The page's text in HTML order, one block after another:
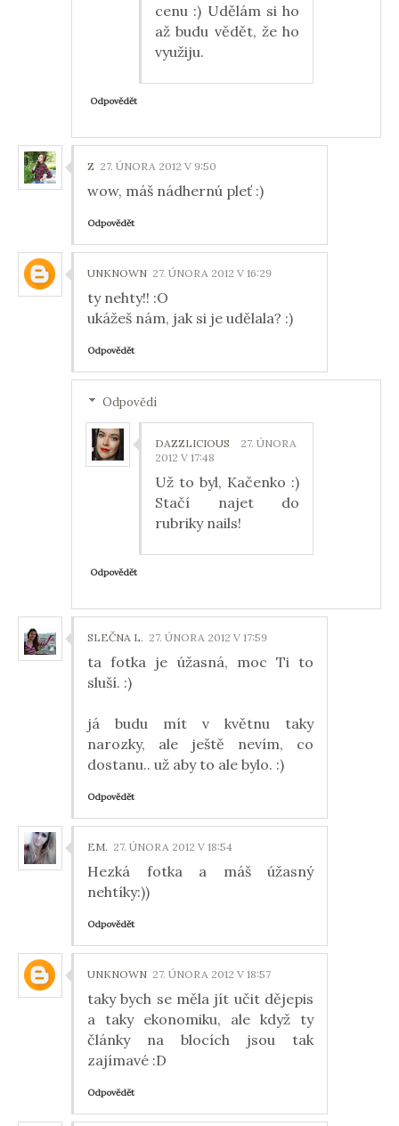
cenu :) Udělám si ho
až budu vědět, že ho
využiju.
Odpovědět
Z 27. ÚNORA 2012 V 9:50
wow, máš nádhernú pleť :)
Odpovědět
UNKNOWN 27. ÚNORA 2012 V 16:29
ty nehty!! :O
ukážeš nám, jak si je udělala? :)
Odpovědět
Odpovědi
DAZZLICIOUS
27. ÚNORA
2012 V 17:48
Už to byl, Kačenko :)
Stačí najet do
rubriky nails!
Odpovědět
SLEČNA L. 27. ÚNORA 2012 V 17:59
ta fotka je úžasná, moc Ti to
sluší. :)
já budu mít v květnu taky
narozky, ale ještě nevím, co
dostanu.. už aby to ale bylo. :)
Odpovědět
EM. 27. ÚNORA 2012 V 18:54
Hezká fotka a máš úžasný
nehtíky:))
Odpovědět
UNKNOWN 27. ÚNORA 2012 V 18:57
taky bych se měla jít učit dějepis
a taky ekonomiku, ale když ty
články na blocích jsou tak
zajímavé :D
Odpovědět